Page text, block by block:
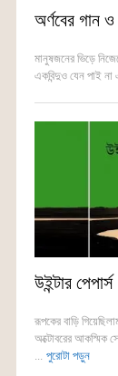
অর্ণবের গান
মানুষজনের ভিড়ে
একবিন্দুও যেন পাই
উইন্টার
রূপকের বাড়ি
অক্টোবরের আকস্মিক
... পুরোটা পড়ুন